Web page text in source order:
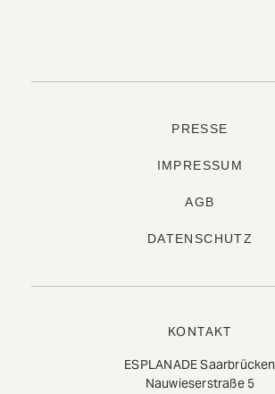
PRESSE
IMPRESSUM
AGB
DATENSCHUTZ
KONTAKT
ESPLANADE Saarbrücken
Nauwieserstraße 5